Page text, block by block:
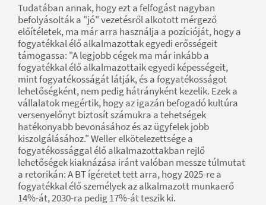
Tudatában annak, hogy ezt a felfogást nagyban
befolyásolták a "jó" vezetésről alkotott mérgező
előítéletek, ma már arra használja a pozícióját, hogy a
fogyatékkal élő alkalmazottak egyedi erősségeit
támogassa: "A legjobb cégek ma már inkább a
fogyatékkal élő alkalmazottaik egyedi képességeit,
mint fogyatékosságát látják, és a fogyatékosságot
lehetőségként, nem pedig hátrányként kezelik. Ezek a
vállalatok megértik, hogy az igazán befogadó kultúra
versenyelőnyt biztosít számukra a tehetségek
hatékonyabb bevonásához és az ügyfelek jobb
kiszolgálásához." Weller elkötelezettsége a
fogyatékossággal élő alkalmazottakban rejlő
lehetőségek kiaknázása iránt valóban messze túlmutat
a retorikán: A BT ígéretet tett arra, hogy 2025-re a
fogyatékkal élő személyek az alkalmazott munkaerő
14%-át, 2030-ra pedig 17%-át teszik ki.